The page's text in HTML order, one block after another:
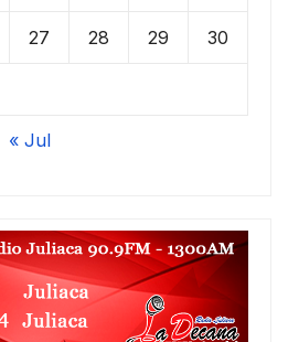
27 28 29 30
« Jul